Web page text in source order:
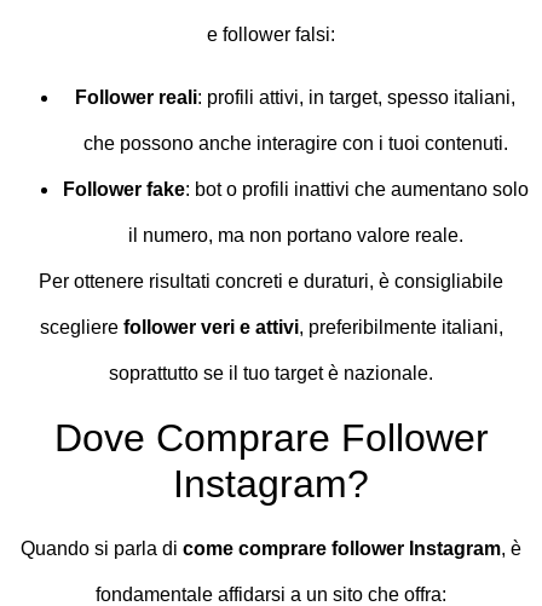
e follower falsi:
Follower reali: profili attivi, in target, spesso italiani,
che possono anche interagire con i tuoi contenuti.
Follower fake: bot o profili inattivi che aumentano solo
il numero, ma non portano valore reale.
Per ottenere risultati concreti e duraturi, è consigliabile
scegliere follower veri e attivi, preferibilmente italiani,
soprattutto se il tuo target è nazionale.
Dove Comprare Follower
Instagram?
Quando si parla di come comprare follower Instagram, è
fondamentale affidarsi a un sito che offra: